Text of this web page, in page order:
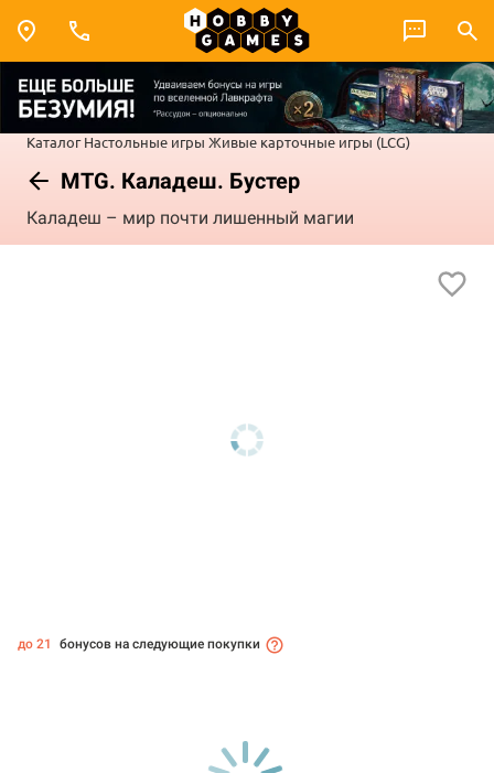
Каталог Настольные игры Живые карточные игры (LCG)
MTG. Каладеш. Бустер
Каладеш – мир почти лишенный магии
до 21 бонусов на следующие покупки